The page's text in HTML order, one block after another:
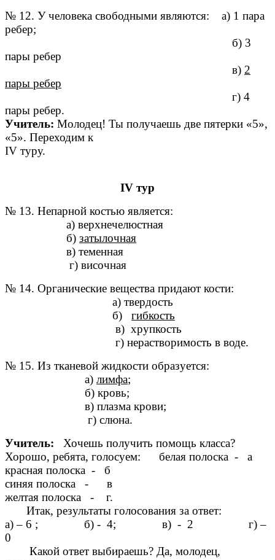
№ 12. У человека свободными являются: а) 1 пара
ребер;
б) 3
пары ребер
в) 2
пары ребер
г) 4
пары ребер.
Учитель: Молодец! Ты получаешь две пятерки «5»,
«5». Переходим к
IV туру.
IV тур
№ 13. Непарной костью является:
а) верхнечелюстная
б) затылочная
в) теменная
г) височная
№ 14. Органические вещества придают кости:
а) твердость
б) гибкость
в) хрупкость
г) нерастворимость в воде.
№ 15. Из тканевой жидкости образуется:
а) лимфа;
б) кровь;
в) плазма крови;
г) слюна.
Учитель:
Хочешь получить помощь класса?
Хорошо, ребята, голосуем: белая полоска - а
красная полоска - б
синяя полоска - в
желтая полоска - г.
Итак, результаты голосования за ответ:
а) – 6 ; б) - 4; в) - 2 г) –
0
Какой ответ выбираешь? Да, молодец,